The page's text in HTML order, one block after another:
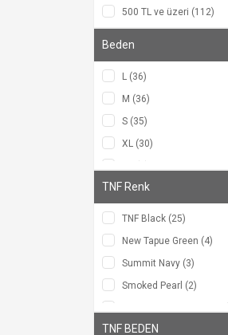
500 TL ve üzeri (112)
Beden
L (36)
M (36)
S (35)
XL (30)
30 (3)
XXL (2)
TNF Renk
TNF Black (25)
New Tapue Green (4)
Summit Navy (3)
Smoked Pearl (2)
Utility Brown-Khaki Stone
TNF BEDEN